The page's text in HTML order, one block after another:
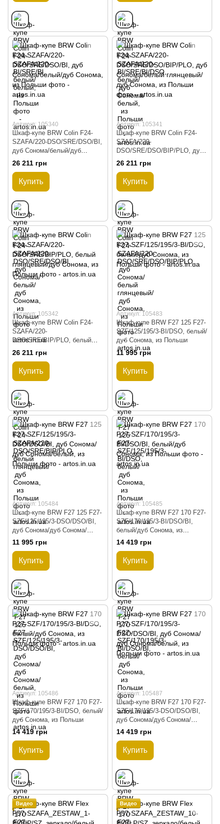
Артикул: 105340
Шкаф-купе BRW Colin F24-
SZAFA/220-DSO/SRE/DSO/BI,
дуб Сонома/белый/дуб
Сонома, из Польши
26 211 грн
Купить
Артикул: 105341
Шкаф-купе BRW Colin F24-
SZAFA/220-
DSO/SRE/DSO/BIP/PLO, дуб
Сонома/белый глянцевый/дуб
Сонома, из Польши
26 211 грн
Купить
Артикул: 105342
Шкаф-купе BRW Colin F24-
SZAFA/220-
DSO/SRE/BIP/PLO, белый
глянцевый/дуб Сонома, из
26 211 грн
Купить
Артикул: 105483
Шкаф-купе BRW F27 125 F27-
SZF/125/195/3-BI/DSO, белый/
дуб Сонома, из Польши
11 995 грн
Купить
Артикул: 105484
Шкаф-купе BRW F27 125 F27-
SZF/125/195/3-DSO/DSO/BI,
дуб Сонома/дуб Сонома/
белый, из Польши
11 995 грн
Купить
Артикул: 105485
Шкаф-купе BRW F27 170 F27-
SZF/170/195/3-BI/DSO/BI,
белый/дуб Сонома, из
Польши
14 419 грн
Купить
Артикул: 105486
Шкаф-купе BRW F27 170 F27-
SZF/170/195/3-BI/DSO, белый/
дуб Сонома, из Польши
14 419 грн
Купить
Артикул: 105487
Шкаф-купе BRW F27 170 F27-
SZF/170/195/3-DSO/DSO/BI,
дуб Сонома/дуб Сонома/
белый, из Польши
14 419 грн
Купить
Видео Видео